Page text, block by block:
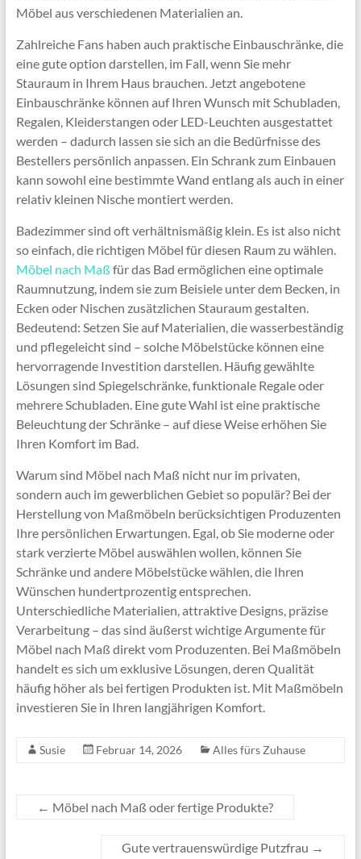
Möbel aus verschiedenen Materialien an.
Zahlreiche Fans haben auch praktische Einbauschränke, die
eine gute option darstellen, im Fall, wenn Sie mehr
Stauraum in Ihrem Haus brauchen. Jetzt angebotene
Einbauschränke können auf Ihren Wunsch mit Schubladen,
Regalen, Kleiderstangen oder LED-Leuchten ausgestattet
werden – dadurch lassen sie sich an die Bedürfnisse des
Bestellers persönlich anpassen. Ein Schrank zum Einbauen
kann sowohl eine bestimmte Wand entlang als auch in einer
relativ kleinen Nische montiert werden.
Badezimmer sind oft verhältnismäßig klein. Es ist also nicht
so einfach, die richtigen Möbel für diesen Raum zu wählen.
Möbel nach Maß für das Bad ermöglichen eine optimale
Raumnutzung, indem sie zum Beisiele unter dem Becken, in
Ecken oder Nischen zusätzlichen Stauraum gestalten.
Bedeutend: Setzen Sie auf Materialien, die wasserbeständig
und pflegeleicht sind – solche Möbelstücke können eine
hervorragende Investition darstellen. Häufig gewählte
Lösungen sind Spiegelschränke, funktionale Regale oder
mehrere Schubladen. Eine gute Wahl ist eine praktische
Beleuchtung der Schränke – auf diese Weise erhöhen Sie
Ihren Komfort im Bad.
Warum sind Möbel nach Maß nicht nur im privaten,
sondern auch im gewerblichen Gebiet so populär? Bei der
Herstellung von Maßmöbeln berücksichtigen Produzenten
Ihre persönlichen Erwartungen. Egal, ob Sie moderne oder
stark verzierte Möbel auswählen wollen, können Sie
Schränke und andere Möbelstücke wählen, die Ihren
Wünschen hundertprozentig entsprechen.
Unterschiedliche Materialien, attraktive Designs, präzise
Verarbeitung – das sind äußerst wichtige Argumente für
Möbel nach Maß direkt vom Produzenten. Bei Maßmöbeln
handelt es sich um exklusive Lösungen, deren Qualität
häufig höher als bei fertigen Produkten ist. Mit Maßmöbeln
investieren Sie in Ihren langjährigen Komfort.
Susie Februar 14, 2026 Alles fürs Zuhause
← Möbel nach Maß oder fertige Produkte?
Gute vertrauenswürdige Putzfrau →